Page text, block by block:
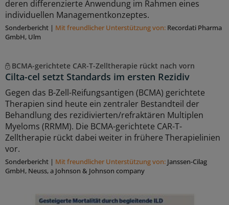
deren differenzierte Anwendung im Rahmen eines
individuellen Managementkonzeptes.
Sonderbericht | Mit freundlicher Unterstützung von: Recordati Pharma
GmbH, Ulm
BCMA-gerichtete CAR-T-Zelltherapie rückt nach vorn
Cilta-cel setzt Standards im ersten Rezidiv
Gegen das B-Zell-Reifungsantigen (BCMA) gerichtete
Therapien sind heute ein zentraler Bestandteil der
Behandlung des rezidivierten/refraktären Multiplen
Myeloms (RRMM). Die BCMA-gerichtete CAR-T-
Zelltherapie rückt dabei weiter in frühere Therapielinien
vor.
Sonderbericht | Mit freundlicher Unterstützung von: Janssen-Cilag
GmbH, Neuss, a Johnson & Johnson company